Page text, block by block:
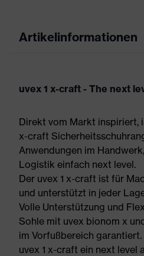
Artikelinformationen
uvex 1 x-craft - The next
Direkt vom Markt inspiriert,
x-craft
Anwendungen im
Logistik einfach next level.
Der uvex 1 x-craft ist für
und unterstützt in jeder
Volle Unterstützung und
Sohle mit uvex bionom x
im Vorfußbereich
uvex 1 x-craft ein next level